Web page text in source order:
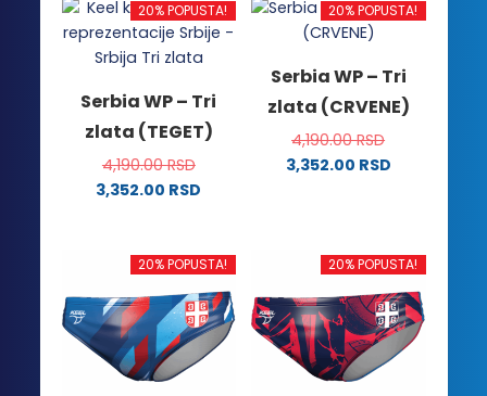
20% POPUSTA!
Serbia WP – Tri
zlata (TEGET)
4,190.00RSD
3,352.00 RSD
ima
varijanti.
Opcije
mogu
biti
20% POPUSTA!
Serbia WP – Tri
zlata (CRVENE)
4,190.00RSD
3,352.00 RSD
više
varijanti.
Opcije
mogu
biti
izabrane
20% POPUSTA! 20% POPUSTA!